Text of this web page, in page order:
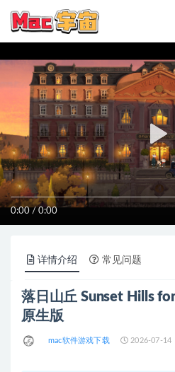
0:00 / 0:00
详情介绍 常见问题
落日山丘 Sunset Hills
原生版
mac软件游戏下载 2026-07-14